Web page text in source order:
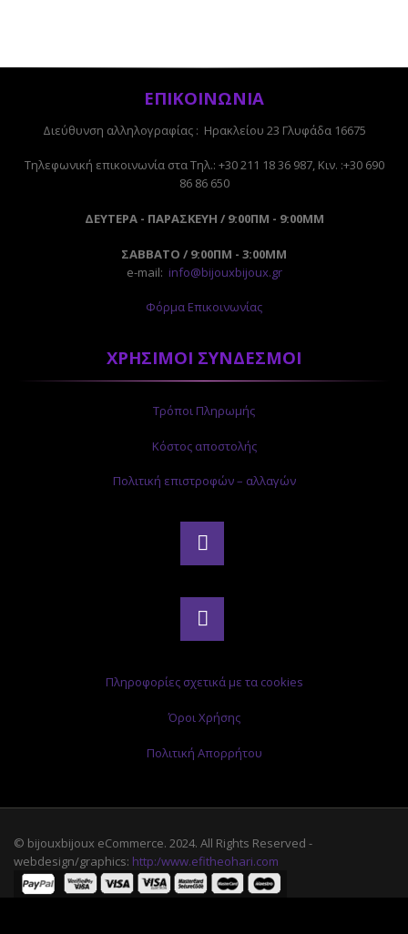
ΕΠΙΚΟΙΝΩΝΙΑ
Διεύθυνση αλληλογραφίας : Ηρακλείου 23 Γλυφάδα 16675
Tηλεφωνική επικοινωνία στα Τηλ.: +30 211 18 36 987, Κιν. :+30 690
86 86 650
ΔΕΥΤΕΡΑ - ΠΑΡΑΣΚΕΥΗ / 9:00ΠΜ - 9:00ΜΜ
ΣΑΒΒΑΤΟ / 9:00ΠΜ - 3:00ΜΜ
e-mail: info@bijouxbijoux.gr
Φόρμα Επικοινωνίας
ΧΡΗΣΙΜΟΙ ΣΥΝΔΕΣΜΟΙ
Τρόποι Πληρωμής
Κόστος αποστολής
Πολιτική επιστροφών – αλλαγών
Πληροφορίες σχετικά με τα cookies
Όροι Χρήσης
Πολιτική Απορρήτου
© bijouxbijoux eCommerce. 2024. All Rights Reserved -
webdesign/graphics: http:/www.efitheohari.com